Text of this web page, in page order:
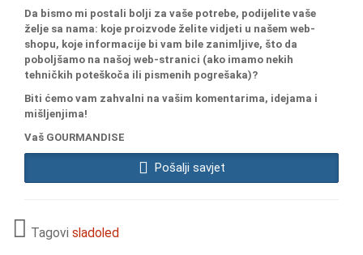
Da bismo mi postali bolji za vaše potrebe, podijelite vaše
želje sa nama: koje proizvode želite vidjeti u našem web-
shopu, koje informacije bi vam bile zanimljive, što da
poboljšamo na našoj web-stranici (ako imamo nekih
tehničkih poteškoča ili pismenih pogrešaka)?
Biti ćemo vam zahvalni na vašim komentarima, idejama i
mišljenjima!
Vaš GOURMANDISE
Pošalji savjet
Tagovi sladoled